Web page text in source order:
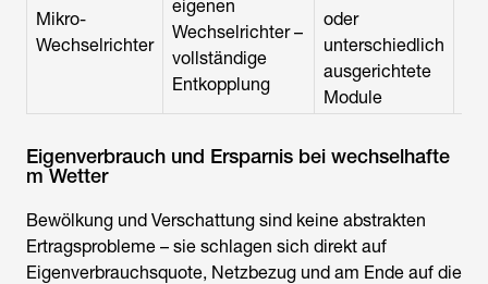
Mikro-
Wechselrichter
eigenen
Wechselrichter –
vollständige
Entkopplung
oder
unterschiedlich
ausgerichtete
Module
Eigenverbrauch und Ersparnis bei wechselhafte
m Wetter
Bewölkung und Verschattung sind keine abstrakten
Ertragsprobleme – sie schlagen sich direkt auf
Eigenverbrauchsquote, Netzbezug und am Ende auf die